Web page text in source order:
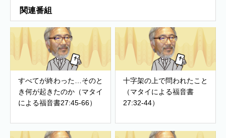
関連番組
すべてが終わった…そのと
き何が起きたのか（マタイ
による福音書27:45-66）
十字架の上で問われたこと
（マタイによる福音書
27:32-44）